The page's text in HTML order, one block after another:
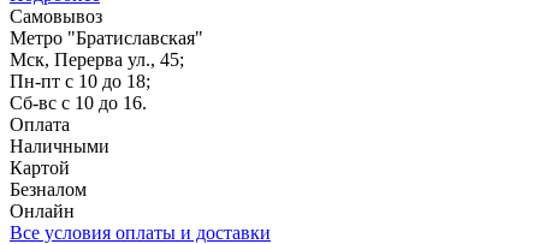
Самовывоз
Метро "Братиславская"
Мск, Перерва ул., 45;
Пн-пт с 10 до 18;
Сб-вс с 10 до 16.
Оплата
Наличными
Картой
Безналом
Онлайн
Все условия оплаты и доставки